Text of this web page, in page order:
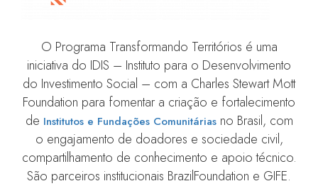
O Programa Transformando Territórios é uma
iniciativa do IDIS – Instituto para o Desenvolvimento
do Investimento Social – com a Charles Stewart Mott
Foundation para fomentar a criação e fortalecimento
de Institutos e Fundações Comunitáriasno Brasil, com
o engajamento de doadores e sociedade civil,
compartilhamento de conhecimento e apoio técnico.
São parceiros institucionais BrazilFoundation e GIFE.